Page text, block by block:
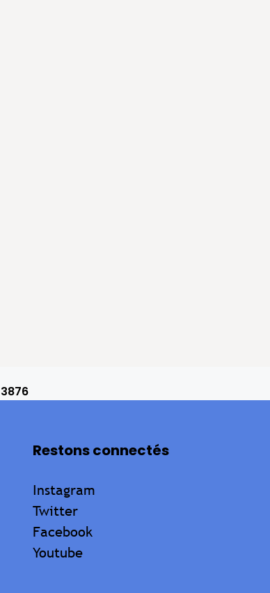
3876
Restons connectés
Instagram
Twitter
Facebook
Youtube